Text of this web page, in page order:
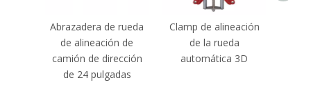
Abrazadera de rueda
de alineación de
camión de dirección
de 24 pulgadas
Clamp de alineación
de la rueda
automática 3D